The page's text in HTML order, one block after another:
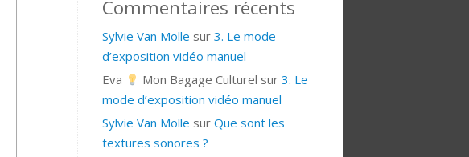
Commentaires récents
Sylvie Van Molle sur 3. Le mode
d’exposition vidéo manuel
Eva
Mon Bagage Culturel sur3. Le
mode d’exposition vidéo manuel
Sylvie Van Molle sur Que sont les
textures sonores ?